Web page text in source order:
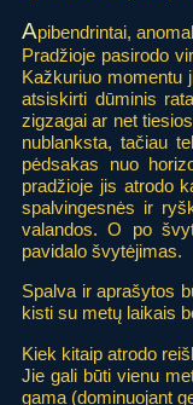
Apibendrintai,
Pradžioje pasirodo
Kažkuriuo momentu
atsiskirti dūminis
zigzagai ar net
nublanksta, tačiau
pėdsakas nuo
pradžioje jis atrodo
spalvingesnės ir
valandos. O po
pavidalo švytėjimas.
Spalva ir aprašytos
kisti su metų laikais
Kiek kitaip atrodo
Jie gali būti vienu
gama (dominuojant